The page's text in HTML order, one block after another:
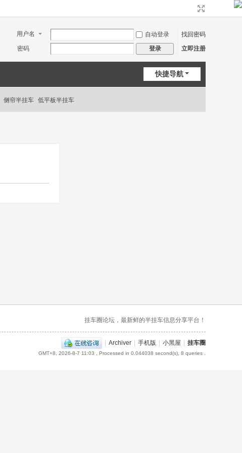
用户名 自动登录
找回密码
密码
登录 立即注册
快捷导航
侧帘半挂车 低平板半挂车
挂车圈论坛，最新鲜的半挂车信息分享平台！
| Archiver | 手机版 | 小黑屋 | 挂车圈
GMT+8, 2026-8-7 11:03 , Processed in 0.044038 second(s), 8 queries .